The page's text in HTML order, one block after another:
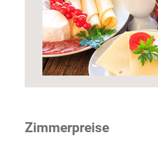
Zimmerpreise